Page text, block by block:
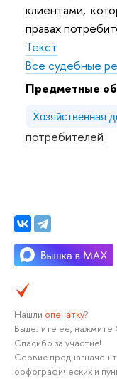
клиентами,
правах
Текст
Все судебные
Предметные
Хозяйственная
потребителей
Нашли опечатку?
Выделите её, нажмите
Спасибо за участие!
Сервис предназначен
орфографических и